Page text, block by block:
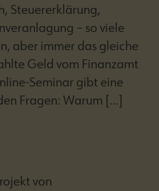
Steuererklärung,
– so viele
aber immer das gleiche
Geld vom Finanzamt
Seminar gibt eine
Fragen: Warum […]
von